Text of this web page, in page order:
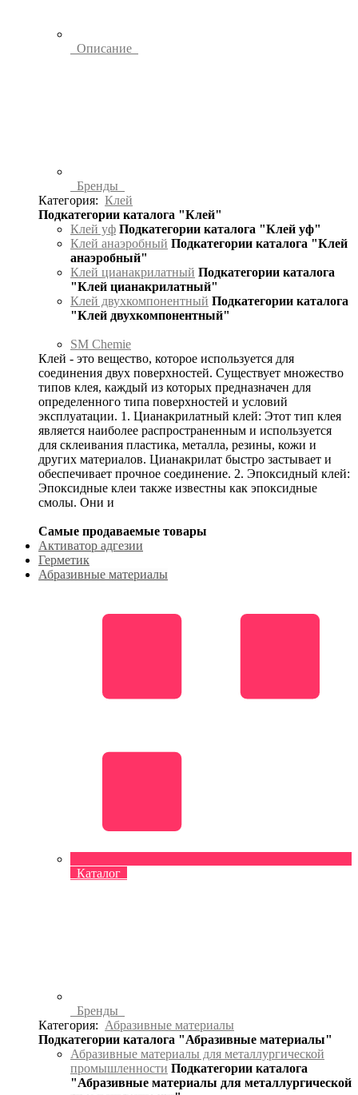
Описание
Бренды
Категория: Клей
Подкатегории каталога "Клей"
Клей уф Подкатегории каталога "Клей уф"
Клей анаэробный Подкатегории каталога "Клей
анаэробный"
Клей цианакрилатный Подкатегории каталога
"Клей цианакрилатный"
Клей двухкомпонентный Подкатегории каталога
"Клей двухкомпонентный"
SM Chemie
Клей - это вещество, которое используется для
соединения двух поверхностей. Существует множество
типов клея, каждый из которых предназначен для
определенного типа поверхностей и условий
эксплуатации. 1. Цианакрилатный клей: Этот тип клея
является наиболее распространенным и используется
для склеивания пластика, металла, резины, кожи и
других материалов. Цианакрилат быстро застывает и
обеспечивает прочное соединение. 2. Эпоксидный клей:
Эпоксидные клеи также известны как эпоксидные
смолы. Они и
Самые продаваемые товары
Активатор адгезии
Герметик
Абразивные материалы
Каталог
Бренды
Категория: Абразивные материалы
Подкатегории каталога "Абразивные материалы"
Абразивные материалы для металлургической
промышленности Подкатегории каталога
"Абразивные материалы для металлургической